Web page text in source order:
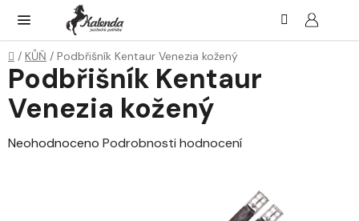
obsah
Domů
/ KŮŇ / Podbřišník Kentaur Venezia kožený
Podbřišník Kentaur
Venezia kožený
Průměrné
Neohodnoceno Podrobnosti hodnocení